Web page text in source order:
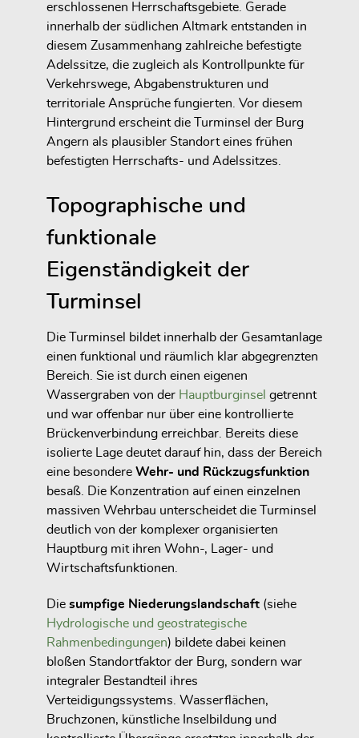
erschlossenen Herrschaftsgebiete. Gerade
innerhalb der südlichen Altmark entstanden in
diesem Zusammenhang zahlreiche befestigte
Adelssitze, die zugleich als Kontrollpunkte für
Verkehrswege, Abgabenstrukturen und
territoriale Ansprüche fungierten. Vor diesem
Hintergrund erscheint die Turminsel der Burg
Angern als plausibler Standort eines frühen
befestigten Herrschafts- und Adelssitzes.
Topographische und
funktionale
Eigenständigkeit der
Turminsel
Die Turminsel bildet innerhalb der Gesamtanlage
einen funktional und räumlich klar abgegrenzten
Bereich. Sie ist durch einen eigenen
Wassergraben von der Hauptburginsel getrennt
und war offenbar nur über eine kontrollierte
Brückenverbindung erreichbar. Bereits diese
isolierte Lage deutet darauf hin, dass der Bereich
eine besondere Wehr- und Rückzugsfunktion
besaß. Die Konzentration auf einen einzelnen
massiven Wehrbau unterscheidet die Turminsel
deutlich von der komplexer organisierten
Hauptburg mit ihren Wohn-, Lager- und
Wirtschaftsfunktionen.
Die sumpfige Niederungslandschaft (siehe
Hydrologische und geostrategische
Rahmenbedingungen) bildete dabei keinen
bloßen Standortfaktor der Burg, sondern war
integraler Bestandteil ihres
Verteidigungssystems. Wasserflächen,
Bruchzonen, künstliche Inselbildung und